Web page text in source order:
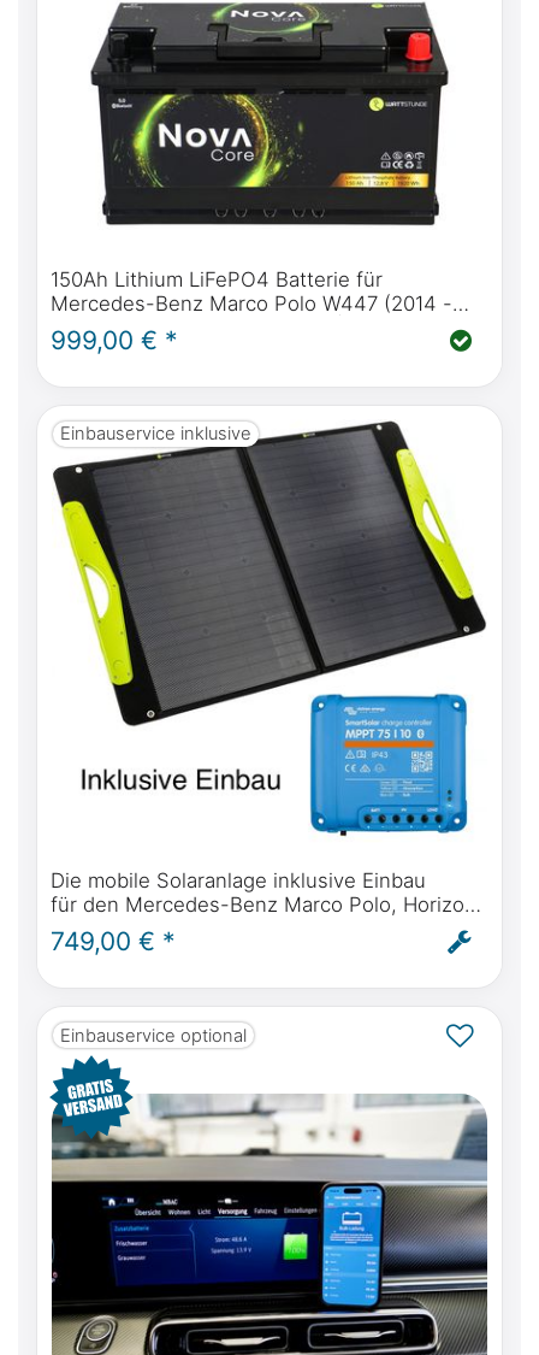
150Ah Lithium LiFePO4 Batterie für
Mercedes-Benz Marco Polo W447 (2014 -
heute) & W639 (2004 - 2014) |
WATTSTUNDE® NOVA Core 150Ah
999,00 € *
Einbauservice inklusive
Die mobile Solaranlage inklusive Einbau
für den Mercedes-Benz Marco Polo, Horizon,
Activity, Viano ab BJ2004. Autark Solarstrom
für Ihren Campervan
749,00 € *
Einbauservice optional